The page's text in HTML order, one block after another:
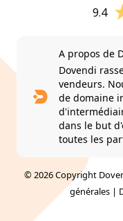
9.4
A propos de
Dovendi
vendeurs.
de domaine
dans le but
toutes les
© 2026 Copyright
générales |